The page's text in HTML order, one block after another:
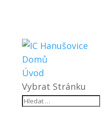
Domů
Úvod
Vybrat Stránku